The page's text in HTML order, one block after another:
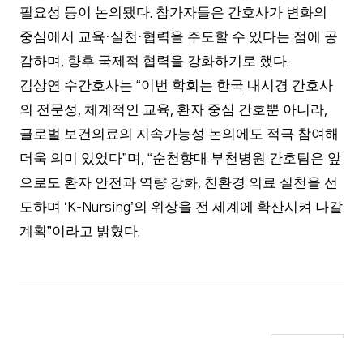
필요성 등이 논의됐다. 참가자들은 간호사가 변화의
중심에서 교육·실천 ·협력을 주도할 수 있다는 점에 공
감하며 , 향후 국제적 협력을 강화하기로 했다.
김상연 수간호사는 “이번 학회는 한국 내시경 간호사
의 전문성, 체계적인 교육, 환자 중심 간호뿐 아니라,
글로벌 보건의료의 지속가능성 논의에도 적극 참여해
더욱 의미 있었다”며 , “순천향대 부천병원 간호팀은 앞
으로도 환자 안전과 역량 강화, 친환경 의료 실천을 선
도하며 ‘K-Nursing’의 위상을 전 세계에 확산시켜 나갈
계획”이라고 밝혔다.